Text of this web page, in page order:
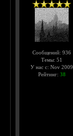
Сообщений: 936
Темы: 51
У нас с: Nov 2009
Рейтинг: 38